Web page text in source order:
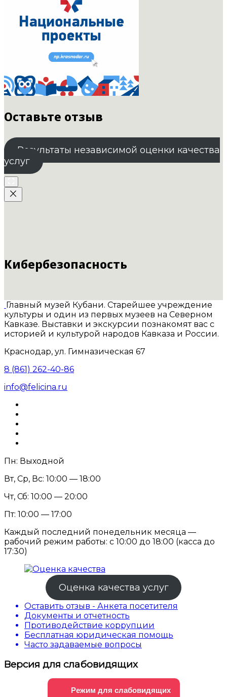
Оставьте отзыв
Результаты независимой оценки качества
услуг
Кибербезопасность
Главный музей Кубани. Старейшее учреждение
культуры и один из первых музеев на Северном
Кавказе. Выставки и экскурсии познакомят вас с
историей и культурой народов Кавказа и России.
Краснодар, ул. Гимназическая 67
8 (861) 262-40-86
info@felicina.ru
Пн: Выходной
Вт, Ср, Вс: 10:00 — 18:00
Чт, Сб: 10:00 — 20:00
Пт: 10:00 — 17:00
Каждый последний понедельник месяца —
рабочий режим работы: с 10:00 до 18:00 (касса до
17:30)
Оценка качества услуг
Оставить отзыв - Анкета посетителя
Документы и отчетность
Противодействие коррупции
Бесплатная юридическая помощь
Часто задаваемые вопросы
Версия для слабовидящих
Режим для слабовидящих